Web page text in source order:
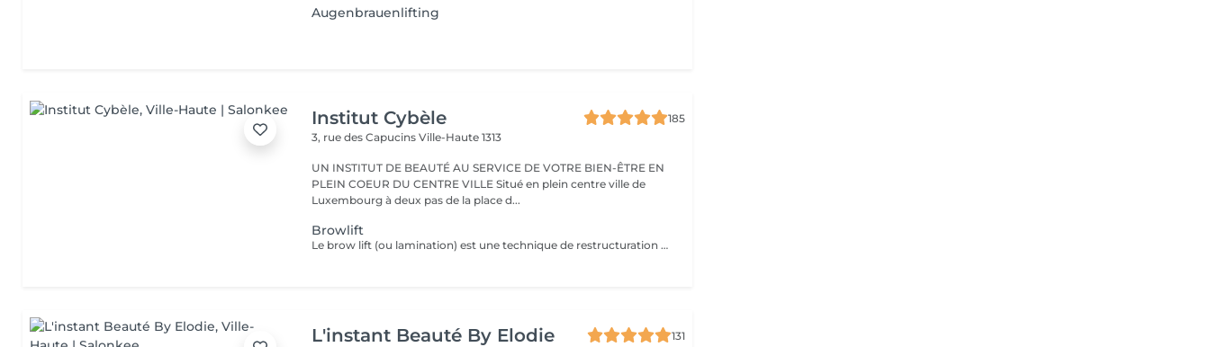
Augenbrauenlifting
Institut Cybèle
185
3, rue des CapucinsVille-Haute 1313
UN INSTITUT DE BEAUTÉ AU SERVICE DE VOTRE BIEN-ÊTRE EN
PLEIN COEUR DU CENTRE VILLE Situé en plein centre ville de
Luxembourg à deux pas de la place d...
Browlift
Le brow lift (ou lamination) est une technique de restructuration qui discipline, rehausse et épaissit les sourcils, offrant un effet fourni et structuré pendant environ 6 à 8 semaines. Ce soin utilise des sérums pour assouplir le poil, le brosser vers le haut et le fixer. Teinture comprise dans le soin.
L'instant Beauté By Elodie
131